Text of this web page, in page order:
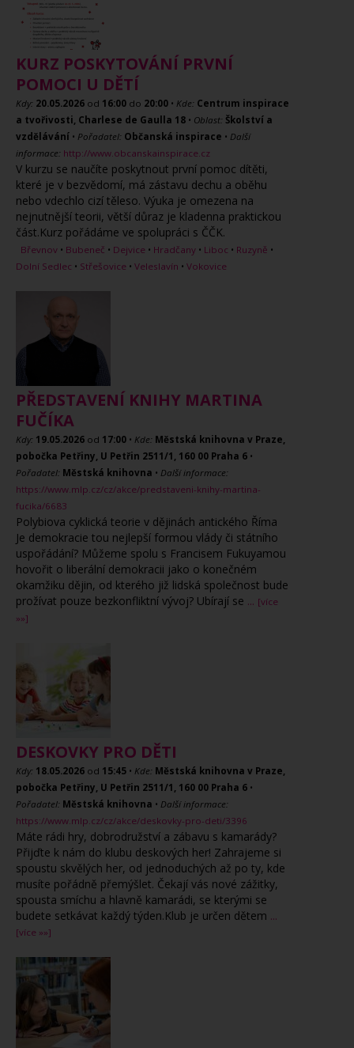
KURZ POSKYTOVÁNÍ PRVNÍ
POMOCI U DĚTÍ
Kdy: 20.05.2026 od 16:00 do 20:00 • Kde: Centrum inspirace
a tvořivosti, Charlese de Gaulla 18 • Oblast: Školství a
vzdělávání • Pořadatel: Občanská inspirace • Další
informace: http://www.obcanskainspirace.cz
V kurzu se naučíte poskytnout první pomoc dítěti,
které je v bezvědomí, má zástavu dechu a oběhu
nebo vdechlo cizí těleso. Výuka je omezena na
nejnutnější teorii, větší důraz je kladenna praktickou
část.Kurz pořádáme ve spolupráci s ČČK.
Břevnov • Bubeneč • Dejvice • Hradčany • Liboc • Ruzyně •
Dolní Sedlec • Střešovice • Veleslavín • Vokovice
PŘEDSTAVENÍ KNIHY MARTINA
FUČÍKA
Kdy: 19.05.2026 od 17:00 • Kde: Městská knihovna v Praze,
pobočka Petřiny, U Petřin 2511/1, 160 00 Praha 6 •
Pořadatel: Městská knihovna • Další informace:
https://www.mlp.cz/cz/akce/predstaveni-knihy-martina-
fucika/6683
Polybiova cyklická teorie v dějinách antického Říma
Je demokracie tou nejlepší formou vlády či státního
uspořádání? Můžeme spolu s Francisem Fukuyamou
hovořit o liberální demokracii jako o konečném
okamžiku dějin, od kterého již lidská společnost bude
prožívat pouze bezkonfliktní vývoj? Ubírají se ... [více
»»]
DESKOVKY PRO DĚTI
Kdy: 18.05.2026 od 15:45 • Kde: Městská knihovna v Praze,
pobočka Petřiny, U Petřin 2511/1, 160 00 Praha 6 •
Pořadatel: Městská knihovna • Další informace:
https://www.mlp.cz/cz/akce/deskovky-pro-deti/3396
Máte rádi hry, dobrodružství a zábavu s kamarády?
Přijďte k nám do klubu deskových her! Zahrajeme si
spoustu skvělých her, od jednoduchých až po ty, kde
musíte pořádně přemýšlet. Čekají vás nové zážitky,
spousta smíchu a hlavně kamarádi, se kterými se
budete setkávat každý týden.Klub je určen dětem ...
[více »»]